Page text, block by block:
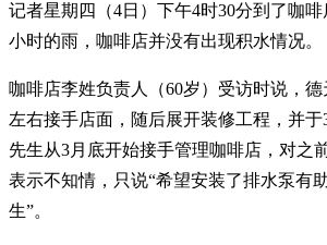
记者星期四（4日）下午4时30分到了咖
小时的雨，咖啡店并没有出现积水情况。
咖啡店李姓负责人（60岁）受访时说，德
左右接手店面，随后展开装修工程，并
先生从3月底开始接手管理咖啡店，对之
表示不知情，只说“希望安装了排水泵有
生”。